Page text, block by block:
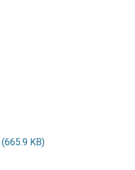
(665.9 KB)